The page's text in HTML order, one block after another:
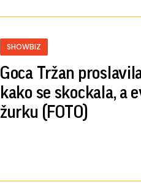
SHOWBIZ
Goca Tržan
kako se skockala, a
žurku (FOTO)